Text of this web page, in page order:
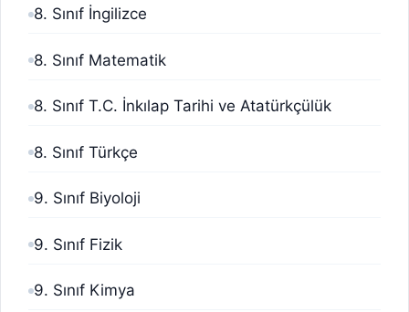
8. Sınıf İngilizce
8. Sınıf Matematik
8. Sınıf T.C. İnkılap Tarihi ve Atatürkçülük
8. Sınıf Türkçe
9. Sınıf Biyoloji
9. Sınıf Fizik
9. Sınıf Kimya